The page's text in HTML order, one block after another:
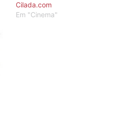
Cilada.com
Em "Cinema"